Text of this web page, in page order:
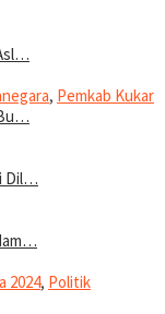
, Pemkab Kukar
Dil…
2024, Politik